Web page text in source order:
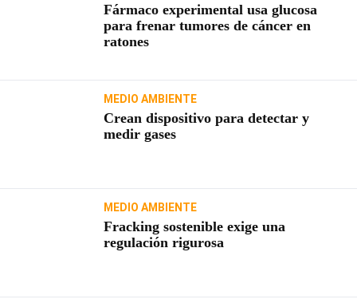
Fármaco experimental usa glucosa
para frenar tumores de cáncer en
ratones
MEDIO AMBIENTE
Crean dispositivo para detectar y
medir gases
MEDIO AMBIENTE
Fracking sostenible exige una
regulación rigurosa